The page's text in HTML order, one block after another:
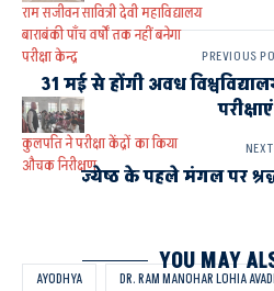
राम सजीवन सावित्री देवी महाविद्यालय
बाराबंकी पाँच वर्षों तक नहीं बनेगा
परीक्षा केन्द्र
कुलपति ने परीक्षा केंद्रों का किया
औचक निरीक्षण
AYODHYA DR. RAM MANOHAR LOHIA
PREVIOUS
31 मई से होंगी अवध
परीक्षाएं
ज्येष्ठ के पहले मंगल पर
YOU MAY